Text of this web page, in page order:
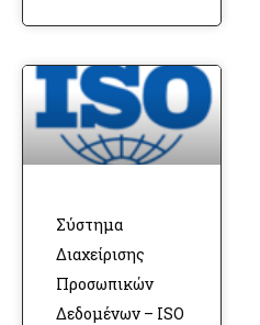
Σύστημα
Διαχείρισης
Προσωπικών
Δεδομένων – ISO